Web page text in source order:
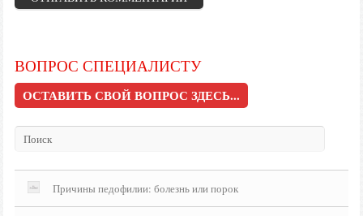
ВОПРОС СПЕЦИАЛИСТУ
ОСТАВИТЬ СВОЙ ВОПРОС ЗДЕСЬ...
Причины педофилии: болезнь или порок